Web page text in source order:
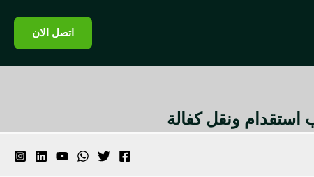
اتصل الان
استقدام ونقل كفالة